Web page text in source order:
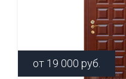
от 19 000 руб.